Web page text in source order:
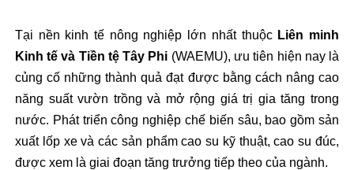
Tại nền kinh tế nông nghiệp lớn nhất thuộc Liên minh
Kinh tế và Tiền tệ Tây Phi (WAEMU), ưu tiên hiện nay là
củng cố những thành quả đạt được bằng cách nâng cao
năng suất vườn trồng và mở rộng giá trị gia tăng trong
nước. Phát triển công nghiệp chế biến sâu, bao gồm sản
xuất lốp xe và các sản phẩm cao su kỹ thuật, cao su đúc,
được xem là giai đoạn tăng trưởng tiếp theo của ngành.